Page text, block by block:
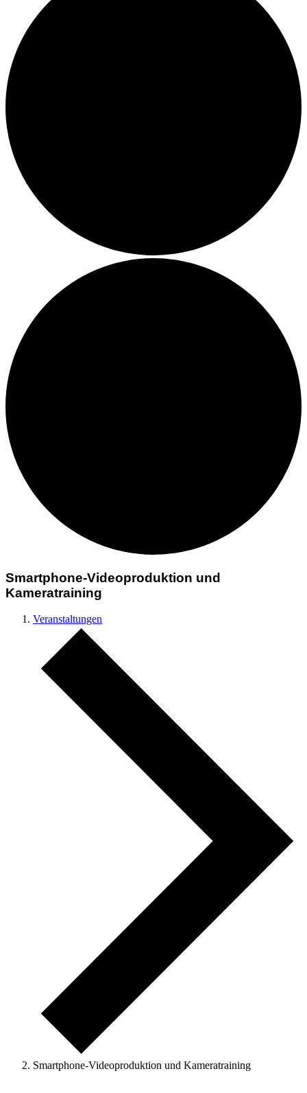
Smartphone-Videoproduktion und
Kameratraining
Veranstaltungen
Smartphone-Videoproduktion und Kameratraining